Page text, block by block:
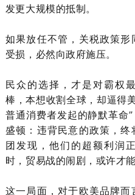
发更大规模的抵制。
如果放任不管，关税政策
受损，必然向政府施压。
民众的选择，才是对霸权
棒，本想收割全球，却逼得
普通消费者发起的静默革命
盛顿：违背民意的政策，
团发现，他们的超额利润
时，贸易战的闹剧，或许才
这一局面，对于欧美品牌